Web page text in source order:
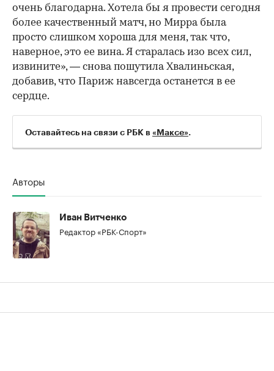
00:00 / 00:00
очень благодарна. Хотела бы я провести сегодня
более качественный матч, но Мирра была
просто слишком хороша для меня, так что,
наверное, это ее вина. Я старалась изо всех сил,
извините», — снова пошутила Хвалиньская,
добавив, что Париж навсегда останется в ее
сердце.
Оставайтесь на связи с РБК в «Максе».
Авторы
Иван Витченко
Редактор «РБК-Спорт»